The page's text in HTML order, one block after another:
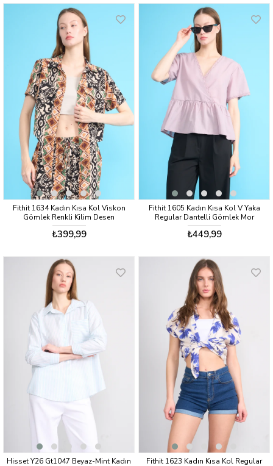
Fithit 1634 Kadın Kısa Kol Viskon
Gömlek Renkli Kilim Desen
₺399,99
Fithit 1605 Kadın Kısa Kol V Yaka
Regular Dantelli Gömlek Mor
₺449,99
Hisset Y26 Gt1047 Beyaz-Mint Kadın
Fithit 1623 Kadın Kısa Kol Regular